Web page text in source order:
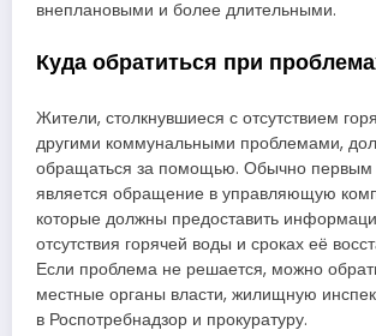
внеплановыми и более длительными.
Куда обратиться при
Жители, столкнувшиеся с отсутствием
другими коммунальными проблемами,
обращаться за помощью. Обычно
является обращение в управляющую
которые должны предоставить
отсутствия горячей воды и сроках её
Если проблема не решается, можно
местные органы власти, жилищную
в Роспотребнадзор и прокуратуру.